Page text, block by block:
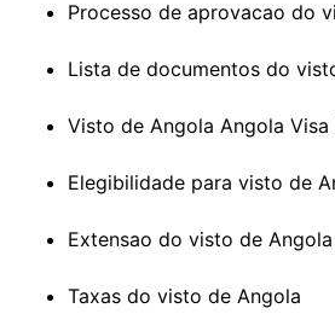
Processo de aprovacao do
Lista de documentos do
Visto de Angola Angola
Elegibilidade para visto de
Extensao do visto de Angola
Taxas do visto de Angola